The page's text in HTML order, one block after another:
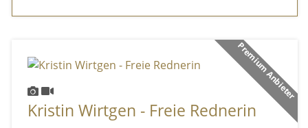
Premium Anbieter
Kristin Wirtgen - Freie Rednerin